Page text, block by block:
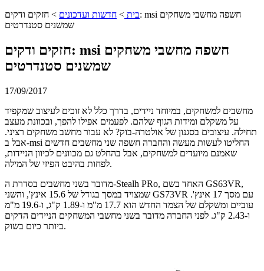
בית > חדשות ועדכונים > חזקים ודקים: msi חשפה מחשבי משחקים
שמשנים סטנדרטים
חזקים ודקים: msi חשפה מחשבי משחקים
שמשנים סטנדרטים
17/09/2017
מחשבים למשחקים, במיוחד ניידים, בדרך כלל לא זוכים לעיצוב שמקפיד
על משקלם ומידות הגוף שלהם. לפעמים אפילו להפך, ובכוונת מעצב
תחילה. עיצובים בסגנון של אולטרה-בוק? לא עבור מחשב משחקים רציני.
אבל ב-msi החליטו לעשות מעשה והחברה חשפה שני מחשבים חדשים
שאמנם מיועדים למשחקים, אבל בהחלט גם מכוונים לכיוון הניידות,
לפחות בהיבט הפיזי של המילה.
מדובר בשני מחשבים בסדרת ה-Stealh PRo, האחד בשם GS63VR,
שמצויד במסך בגודל של 15.6 אינץ', והשני GS73VR עם מסך 17 אינץ'.
עוביים ומשקלם של הצמד החדש הוא 17.7 מ"מ ו-1.89 ק"ג, ו-19.6 מ"מ
ו-2.43 ק"ג. לפני החברה מדובר בשני מחשבי המשחקים הניידים הדקים
ביותר כיום בשוק.